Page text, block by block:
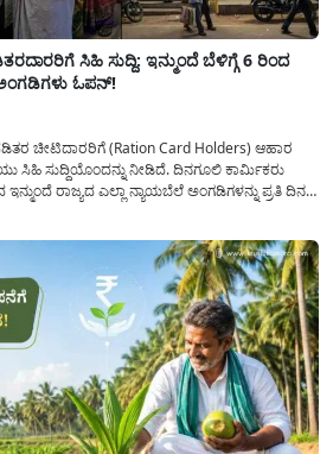
ಸಿಹಿ ಸುದ್ದಿ: ಇನ್ಮುಂದೆ ಬೆಳಿಗ್ಗೆ 6 ರಿಂದ
ಓಪನ್!
ಚೀಟಿದಾರರಿಗೆ (Ration Card Holders) ಆಹಾರ
ಸಿಹಿ ಸುದ್ದಿಯೊಂದನ್ನು ನೀಡಿದೆ. ದಿನಗೂಲಿ ಕಾರ್ಮಿಕರು
ರಾಜ್ಯದ ಎಲ್ಲಾ ನ್ಯಾಯಬೆಲೆ ಅಂಗಡಿಗಳನ್ನು ಪ್ರತಿ ದಿನ